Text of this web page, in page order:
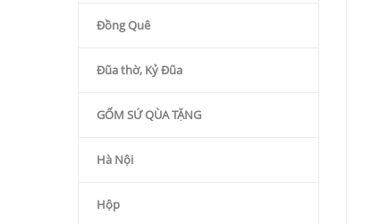
Đồng Quê
Đũa thờ, Kỷ Đũa
GỐM SỨ QÙA TẶNG
Hà Nội
Hộp